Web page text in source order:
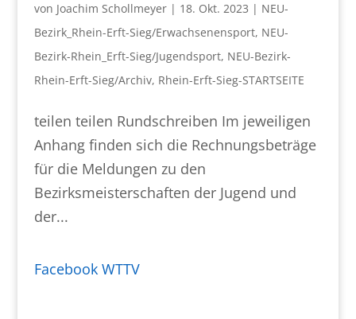
von Joachim Schollmeyer| 18. Okt. 2023 | NEU-
Bezirk_Rhein-Erft-Sieg/Erwachsenensport, NEU-
Bezirk-Rhein_Erft-Sieg/Jugendsport, NEU-Bezirk-
Rhein-Erft-Sieg/Archiv, Rhein-Erft-Sieg-STARTSEITE
teilen teilen Rundschreiben Im jeweiligen
Anhang finden sich die Rechnungsbeträge
für die Meldungen zu den
Bezirksmeisterschaften der Jugend und
der...
Facebook WTTV